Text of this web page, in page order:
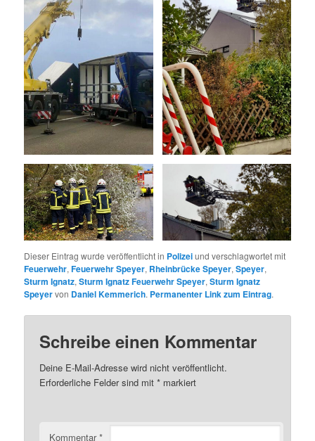
Dieser Eintrag wurde veröffentlicht in Polizeiund verschlagwortet mit
Feuerwehr,Feuerwehr Speyer, Rheinbrücke Speyer,Speyer,
Sturm Ignatz,Sturm Ignatz Feuerwehr Speyer,Sturm Ignatz
Speyervon Daniel Kemmerich. Permanenter Link zum Eintrag.
Schreibe einen Kommentar
Deine E-Mail-Adresse wird nicht veröffentlicht.
Erforderliche Felder sind mit* markiert
Kommentar*